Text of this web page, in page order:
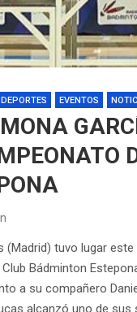
EVENTOS
(Madrid) tuvo lugar
Bádminton
a su compañero
alcanzó uno de